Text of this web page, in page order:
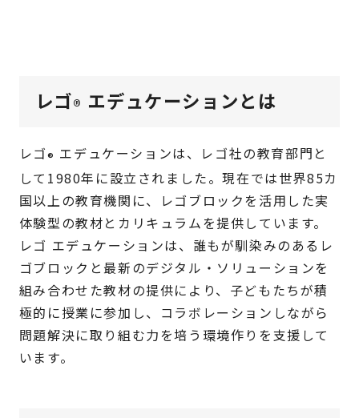
レゴ® エデュケーションとは
レゴ® エデュケーションは、レゴ社の教育部門と
して1980年に設立されました。現在では世界85カ
国以上の教育機関に、レゴブロックを活用した実
体験型の教材とカリキュラムを提供しています。
レゴ エデュケーションは、誰もが馴染みのあるレ
ゴブロックと最新のデジタル・ソリューションを
組み合わせた教材の提供により、子どもたちが積
極的に授業に参加し、コラボレーションしながら
問題解決に取り組む力を培う環境作りを支援して
います。